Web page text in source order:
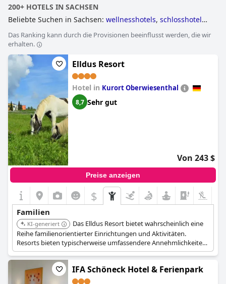
200+ HOTELS IN SACHSEN
Beliebte Suchen in Sachsen: wellnesshotels, schlosshotels,
hallenbad, erwachsenenhotels,romantische hotels,4-
sterne-hotels
Das Ranking kann durch die Provisionen beeinflusst werden, die wir
erhalten.
Elldus Resort
Hotel in Kurort Oberwiesenthal
8,7 Sehr gut
Von 243 $
Preise anzeigen
$
Familien
KI-generiert
Das Elldus Resort bietet wahrscheinlich eine
Reihe familienorientierter Einrichtungen und Aktivitäten.
Resorts bieten typischerweise umfassendere Annehmlichkeiten
als Standardhotels, wie z.B. mehrere Speiseoptionen und
Freizeiteinrichtungen. Es befindet sich in Kurort Oberwiesenthal,
einem Kurort, was auf einen Fokus auf Wellness und
Entspannung hindeutet.
IFA Schöneck Hotel & Ferienpark